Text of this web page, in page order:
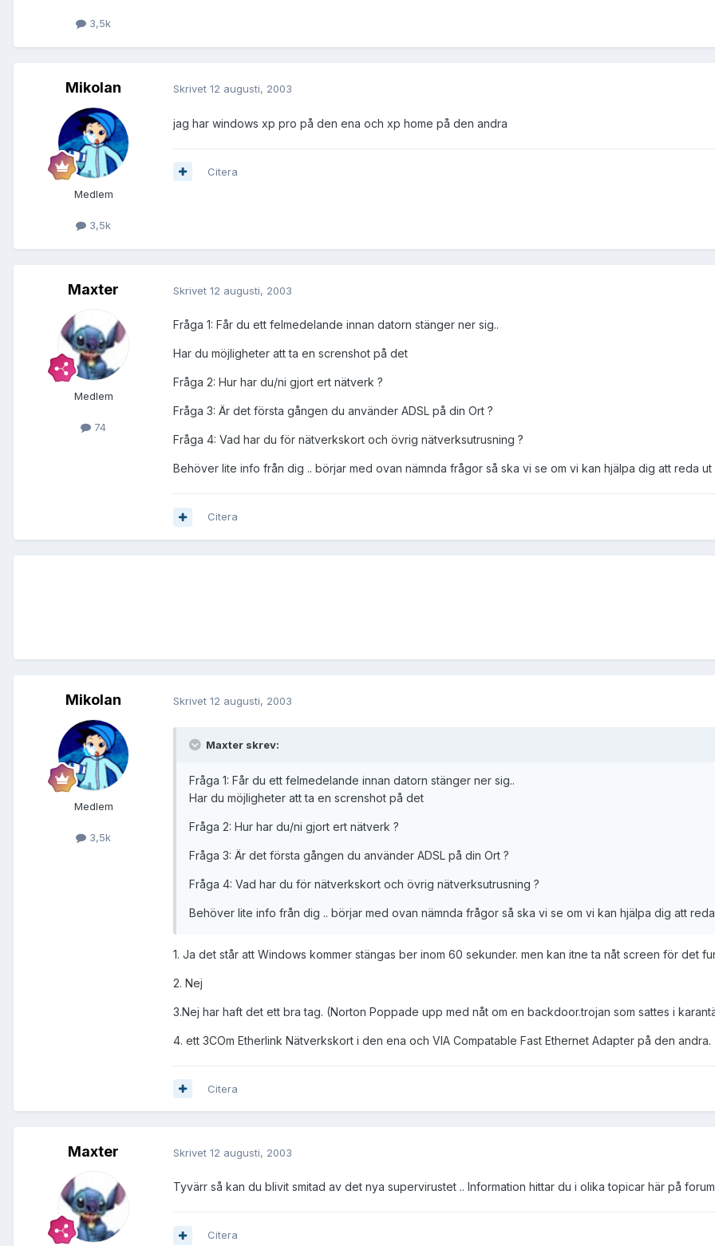
3,5k
Mikolan
Medlem
3,5k
Skrivet 12 augusti, 2003
jag har windows xp pro på den ena och xp home på den andra
Citera
Maxter
Medlem
74
Skrivet 12 augusti, 2003
Fråga 1: Får du ett felmedelande innan datorn stänger ner sig..
Har du möjligheter att ta en screnshot på det
Fråga 2: Hur har du/ni gjort ert nätverk ?
Fråga 3: Är det första gången du använder ADSL på din Ort ?
Fråga 4: Vad har du för nätverkskort och övrig nätverksutrusning ?
Behöver lite info från dig .. börjar med ovan nämnda frågor så ska vi se om vi kan hjälpa dig att reda ut
Citera
Mikolan
Medlem
3,5k
Skrivet 12 augusti, 2003
Maxter skrev:
Fråga 1: Får du ett felmedelande innan datorn stänger ner sig..
Har du möjligheter att ta en screnshot på det
Fråga 2: Hur har du/ni gjort ert nätverk ?
Fråga 3: Är det första gången du använder ADSL på din Ort ?
Fråga 4: Vad har du för nätverkskort och övrig nätverksutrusning ?
Behöver lite info från dig .. börjar med ovan nämnda frågor så ska vi se om vi kan hjälpa dig att
1. Ja det står att Windows kommer stängas ber inom 60 sekunder. men kan itne ta nåt screen för det
2. Nej
3.Nej har haft det ett bra tag. (Norton Poppade upp med nåt om en backdoor.trojan som sattes i
4. ett 3COm Etherlink Nätverkskort i den ena och VIA Compatable Fast Ethernet Adapter på den andra.
Citera
Maxter Skrivet 12 augusti, 2003
Tyvärr så kan du blivit smitad av det nya supervirustet .. Information hittar du i olika topicar här på
Citera